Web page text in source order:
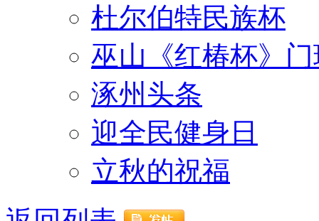
杜尔伯特民族杯
巫山《红椿杯》
涿州头条
迎全民健身日
立秋的祝福